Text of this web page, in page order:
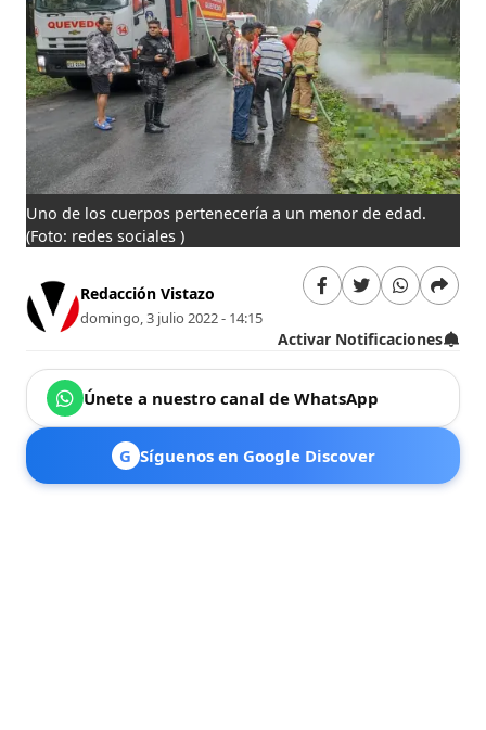
Uno de los cuerpos pertenecería a un menor de edad.
(Foto: redes sociales )
Redacción Vistazo
domingo, 3 julio 2022 - 14:15
Activar Notificaciones
Únete a nuestro canal de WhatsApp
G Síguenos en Google Discover